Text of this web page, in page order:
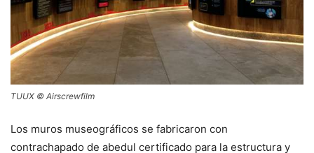
TUUX © Airscrewfilm
Los muros museográficos se fabricaron con
contrachapado de abedul certificado para la estructura y